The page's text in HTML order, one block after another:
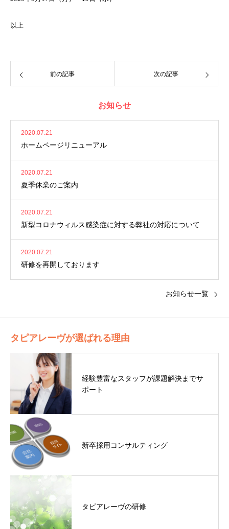
以上
前の記事 次の記事
お知らせ
2020.07.21
ホームページリニューアル
2020.07.21
夏季休業のご案内
2020.07.21
新型コロナウィルス感染症に対する弊社の対応について
2020.07.21
研修を再開しております
お知らせ一覧
タピアレーヴが選ばれる理由
経験豊富なスタッフが課題解決までサ
ポート
新卒採用コンサルティング
タピアレーヴの研修